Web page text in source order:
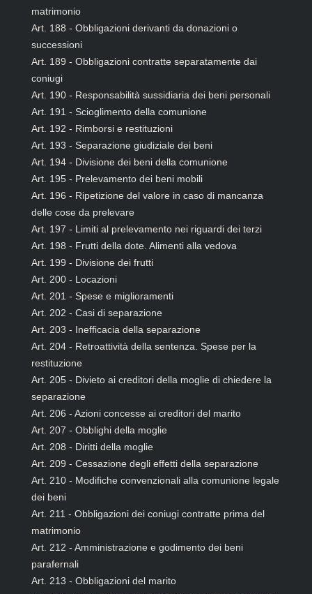
matrimonio
Art. 188 - Obbligazioni derivanti da donazioni o
successioni
Art. 189 - Obbligazioni contratte separatamente dai
coniugi
Art. 190 - Responsabilità sussidiaria dei beni personali
Art. 191 - Scioglimento della comunione
Art. 192 - Rimborsi e restituzioni
Art. 193 - Separazione giudiziale dei beni
Art. 194 - Divisione dei beni della comunione
Art. 195 - Prelevamento dei beni mobili
Art. 196 - Ripetizione del valore in caso di mancanza
delle cose da prelevare
Art. 197 - Limiti al prelevamento nei riguardi dei terzi
Art. 198 - Frutti della dote. Alimenti alla vedova
Art. 199 - Divisione dei frutti
Art. 200 - Locazioni
Art. 201 - Spese e miglioramenti
Art. 202 - Casi di separazione
Art. 203 - Inefficacia della separazione
Art. 204 - Retroattività della sentenza. Spese per la
restituzione
Art. 205 - Divieto ai creditori della moglie di chiedere la
separazione
Art. 206 - Azioni concesse ai creditori del marito
Art. 207 - Obblighi della moglie
Art. 208 - Diritti della moglie
Art. 209 - Cessazione degli effetti della separazione
Art. 210 - Modifiche convenzionali alla comunione legale
dei beni
Art. 211 - Obbligazioni dei coniugi contratte prima del
matrimonio
Art. 212 - Amministrazione e godimento dei beni
parafernali
Art. 213 - Obbligazioni del marito